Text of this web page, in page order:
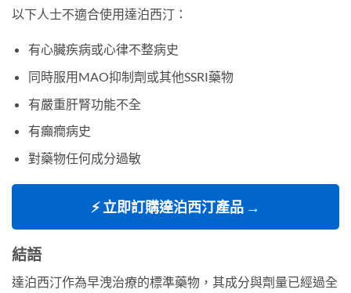
以下人士不適合使用達泊西汀：
有心臟疾病或心律不整病史
同時服用MAO抑制劑或其他SSRI藥物
有嚴重肝腎功能不全
有癲癇病史
對藥物任何成分過敏
⚡ 立即訂購達泊西汀產品 →
結語
達泊西汀作為早洩治療的標準藥物，其成分與劑量已經過全